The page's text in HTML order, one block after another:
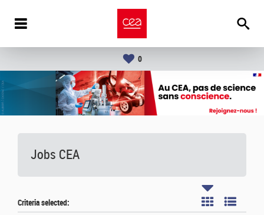
0
Jobs CEA
Criteria selected: